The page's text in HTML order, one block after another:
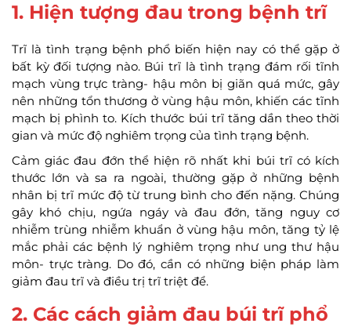
1. Hiện tượng đau trong bệnh trĩ
Trĩ là tình trạng bệnh phổ biến hiện nay có thể gặp ở
bất kỳ đối tượng nào. Búi trĩ là tình trạng đám rối tĩnh
mạch vùng trực tràng- hậu môn bị giãn quá mức, gây
nên những tổn thương ở vùng hậu môn, khiến các tĩnh
mạch bị phình to. Kích thước búi trĩ tăng dần theo thời
gian và mức độ nghiêm trọng của tình trạng bệnh.
Cảm giác đau đớn thể hiện rõ nhất khi búi trĩ có kích
thước lớn và sa ra ngoài, thường gặp ở những bệnh
nhân bị trĩ mức độ từ trung bình cho đến nặng. Chúng
gây khó chịu, ngứa ngáy và đau đớn, tăng nguy cơ
nhiễm trùng nhiễm khuẩn ở vùng hậu môn, tăng tỷ lệ
mắc phải các bệnh lý nghiêm trọng như ung thư hậu
môn- trực tràng. Do đó, cần có những biện pháp làm
giảm đau trĩ và điều trị trĩ triệt để.
2. Các cách giảm đau búi trĩ phổ